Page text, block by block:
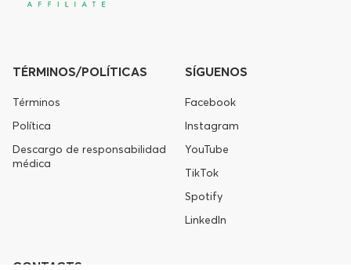
TÉRMINOS/POLÍTICAS
Términos
Política
Descargo de responsabilidad
médica
SÍGUENOS
Facebook
Instagram
YouTube
TikTok
Spotify
LinkedIn
CONTACTS